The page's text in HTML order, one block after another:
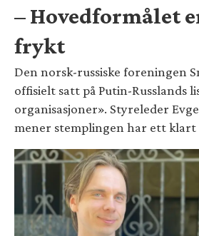
– Hovedformålet
frykt
Den norsk-russiske foreningen
offisielt satt på Putin-Russlands
organisasjoner». Styreleder
mener stemplingen har ett klart